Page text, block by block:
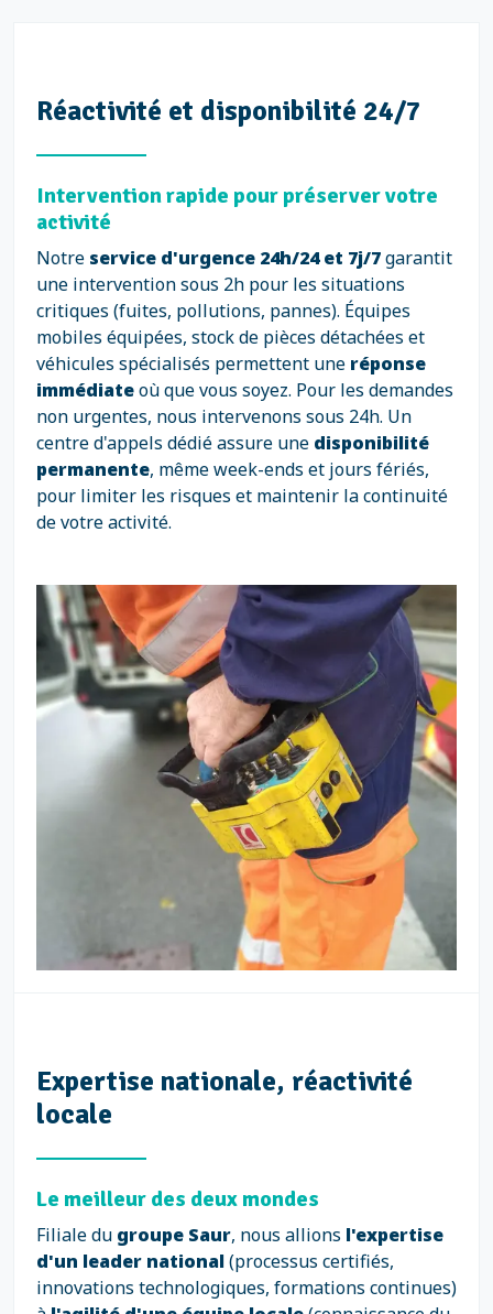
Réactivité et disponibilité 24/7
Intervention rapide pour préserver votre
activité
Notre service d'urgence 24h/24 et 7j/7garantit
une intervention sous 2h pour les situations
critiques (fuites, pollutions, pannes). Équipes
mobiles équipées, stock de pièces détachées et
véhicules spécialisés permettent une réponse
immédiateoù que vous soyez. Pour les demandes
non urgentes, nous intervenons sous 24h. Un
centre d'appels dédié assure une disponibilité
permanente, même week-ends et jours fériés,
pour limiter les risques et maintenir la continuité
de votre activité.
Expertise nationale, réactivité
locale
Le meilleur des deux mondes
Filiale du groupe Saur, nous allions l'expertise
d'un leader national(processus certifiés,
innovations technologiques, formations continues)